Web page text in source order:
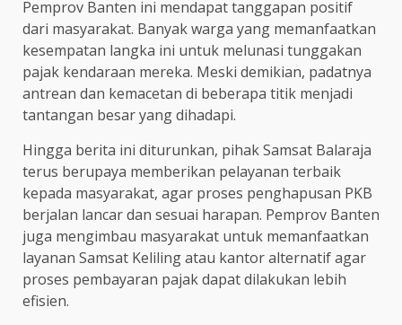
Pemprov Banten ini mendapat tanggapan positif
dari masyarakat. Banyak warga yang memanfaatkan
kesempatan langka ini untuk melunasi tunggakan
pajak kendaraan mereka. Meski demikian, padatnya
antrean dan kemacetan di beberapa titik menjadi
tantangan besar yang dihadapi.
Hingga berita ini diturunkan, pihak Samsat Balaraja
terus berupaya memberikan pelayanan terbaik
kepada masyarakat, agar proses penghapusan PKB
berjalan lancar dan sesuai harapan. Pemprov Banten
juga mengimbau masyarakat untuk memanfaatkan
layanan Samsat Keliling atau kantor alternatif agar
proses pembayaran pajak dapat dilakukan lebih
efisien.